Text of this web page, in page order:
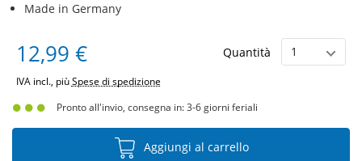
Made in Germany
12,99 € Quantità
IVA incl., piùSpese di spedizione
Pronto all'invio, consegna in: 3-6 giorni feriali
Aggiungi al carrello